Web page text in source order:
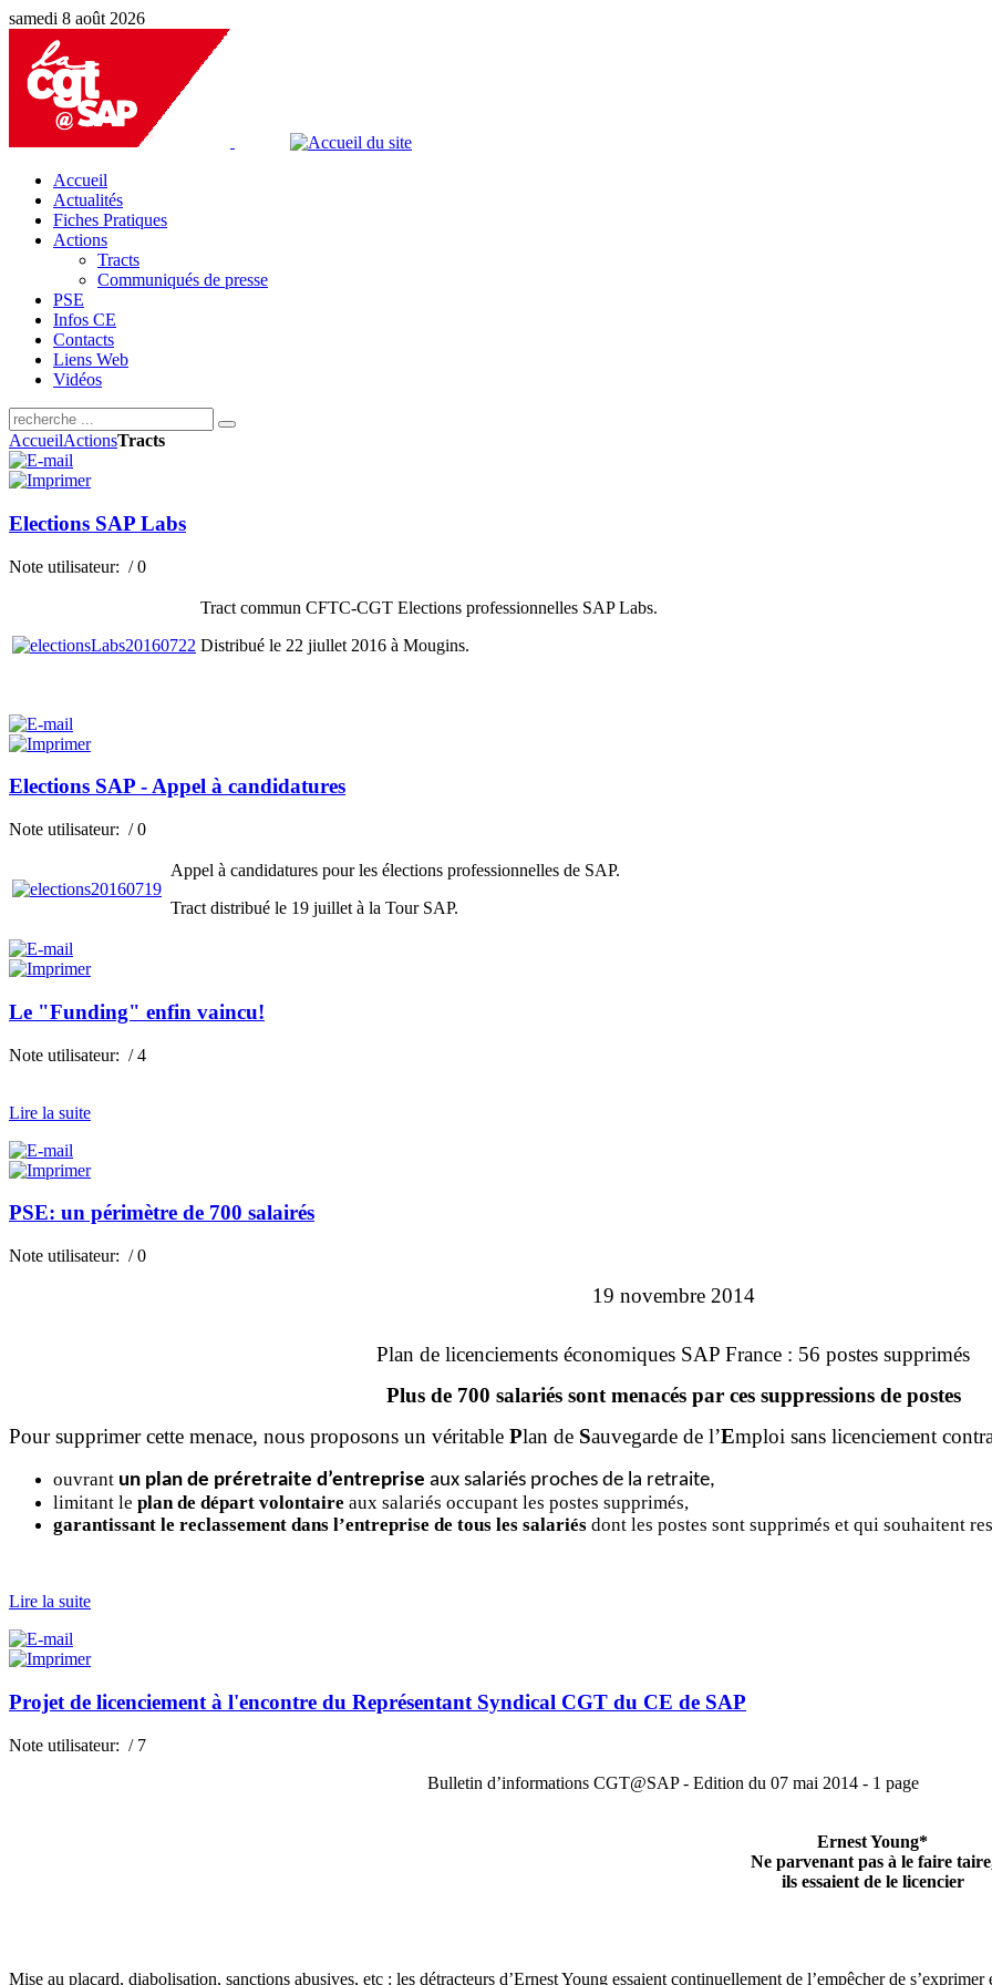
samedi 8 août 2026
Accueil
Actualités
Fiches Pratiques
Actions
Tracts
Communiqués de presse
PSE
Infos CE
Contacts
Liens Web
Vidéos
AccueilActionsTracts
Elections SAP Labs
Note utilisateur: / 0
Tract commun CFTC-CGT Elections professionnelles SAP Labs.
Distribué le 22 jiullet 2016 à Mougins.
Elections SAP - Appel à candidatures
Note utilisateur: / 0
Appel à candidatures pour les élections professionnelles de SAP.
Tract distribué le 19 juillet à la Tour SAP.
Le "Funding" enfin vaincu!
Note utilisateur: / 4
Lire la suite
PSE: un périmètre de 700 salairés
Note utilisateur: / 0
19 novembre 2014
Plan de licenciements économiques SAP France : 56 postes supprimés
Plus de 700 salariés sont menacés par ces suppressions de postes
Pour supprimer cette menace, nous proposons un véritable Plan de Sauvegarde de l’Emploi sans licenciement
ouvrant un plan de préretraite d’entreprise aux salariés proches de la retraite,
limitant le plan de départ volontaire aux salariés occupant les postes supprimés,
garantissant le reclassement dans l’entreprise de tous les salariés dont les postes sont supprimés et qui souhaitent
Lire la suite
Projet de licenciement à l'encontre du Représentant Syndical CGT du CE de SAP
Note utilisateur: / 7
Bulletin d’informations CGT@SAP - Edition du 07 mai 2014 - 1 page
Ernest Young*
Ne parvenant pas à le faire
ils essaient de le licencier
Mise au placard, diabolisation, sanctions abusives, etc : les détracteurs d’Ernest Young essaient continuellement de l’empêcher de s’exprimer